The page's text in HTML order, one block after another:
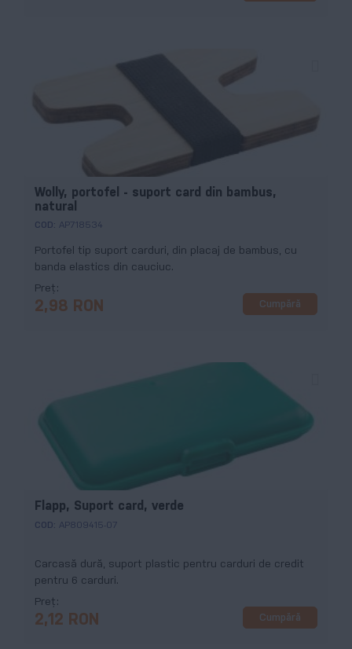
Wolly, portofel - suport card din bambus,
natural
COD: AP718534
Portofel tip suport carduri, din placaj de bambus, cu
banda elastics din cauciuc.
Preț
2,98 RON Cumpără
Flapp, Suport card, verde
COD: AP809415-07
Carcasă dură, suport plastic pentru carduri de credit
pentru 6 carduri.
Preț
2,12 RON Cumpără